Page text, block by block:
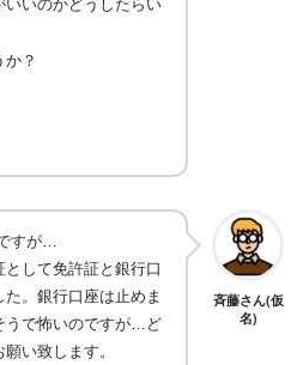
いいのかどうしたらい
？
すが…
して免許証と銀行口
。銀行口座は止めま
うで怖いのですが…ど
い致します。
斉藤さん(仮
名)